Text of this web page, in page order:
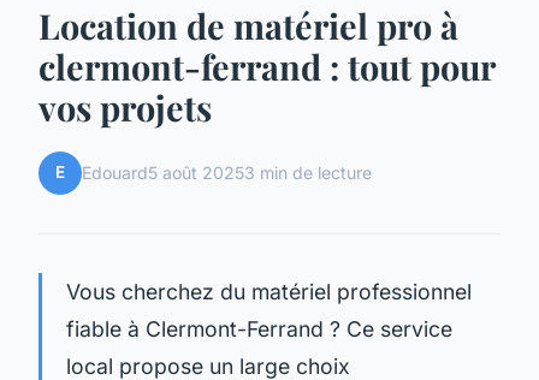
Location de matériel pro à
clermont-ferrand : tout pour
vos projets
E Edouard5 août 20253 min de lecture
Vous cherchez du matériel professionnel
fiable à Clermont-Ferrand ? Ce service
local propose un large choix